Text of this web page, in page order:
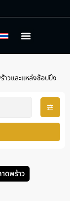
าวและแหล่งช้อปปิ้ง
ดพร้าว